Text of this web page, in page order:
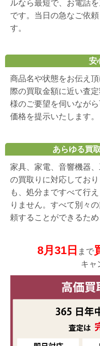
ルなら最短で、お電話
です。当日の急なご依
す。
安
商品名や状態をお伝え
際の買取金額に近い査
様のご要望を伺いなが
価格を提示いたします。
あらゆる買
家具、家電、音響機器
の買取りに対応してお
も、処分まですべて行
りません。すべて別々
頼することができるた
8月31日 まで
キャ